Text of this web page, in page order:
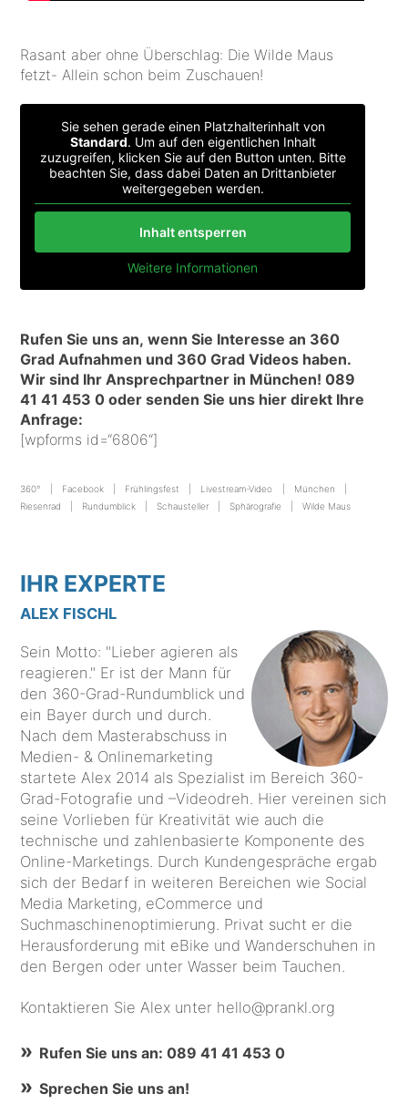
Rasant aber ohne Überschlag: Die Wilde Maus
fetzt- Allein schon beim Zuschauen!
Sie sehen gerade einen Platzhalterinhalt von
Standard. Um auf den eigentlichen Inhalt
zuzugreifen, klicken Sie auf den Button unten. Bitte
beachten Sie, dass dabei Daten an Drittanbieter
weitergegeben werden.
Inhalt entsperren
Weitere Informationen
Rufen Sie uns an, wenn Sie Interesse an 360
Grad Aufnahmen und 360 Grad Videos haben.
Wir sind Ihr Ansprechpartner in München! 089
41 41 453 0 oder senden Sie uns hier direkt Ihre
Anfrage:
[wpforms id=“6806“]
360° Facebook Frühlingsfest Livestream-Video
München
Riesenrad
Rundumblick Schausteller Sphärografie Wilde Maus
IHR EXPERTE
ALEX FISCHL
Sein Motto: "Lieber agieren als
reagieren." Er ist der Mann für
den 360-Grad-Rundumblick und
ein Bayer durch und durch.
Nach dem Masterabschuss in
Medien- & Onlinemarketing
startete Alex 2014 als Spezialist im Bereich 360-
Grad-Fotografie und –Videodreh. Hier vereinen sich
seine Vorlieben für Kreativität wie auch die
technische und zahlenbasierte Komponente des
Online-Marketings. Durch Kundengespräche ergab
sich der Bedarf in weiteren Bereichen wie Social
Media Marketing, eCommerce und
Suchmaschinenoptimierung. Privat sucht er die
Herausforderung mit eBike und Wanderschuhen in
den Bergen oder unter Wasser beim Tauchen.
Kontaktieren Sie Alex unter hello@prankl.org
Rufen Sie uns an: 089 41 41 453 0
Sprechen Sie uns an!